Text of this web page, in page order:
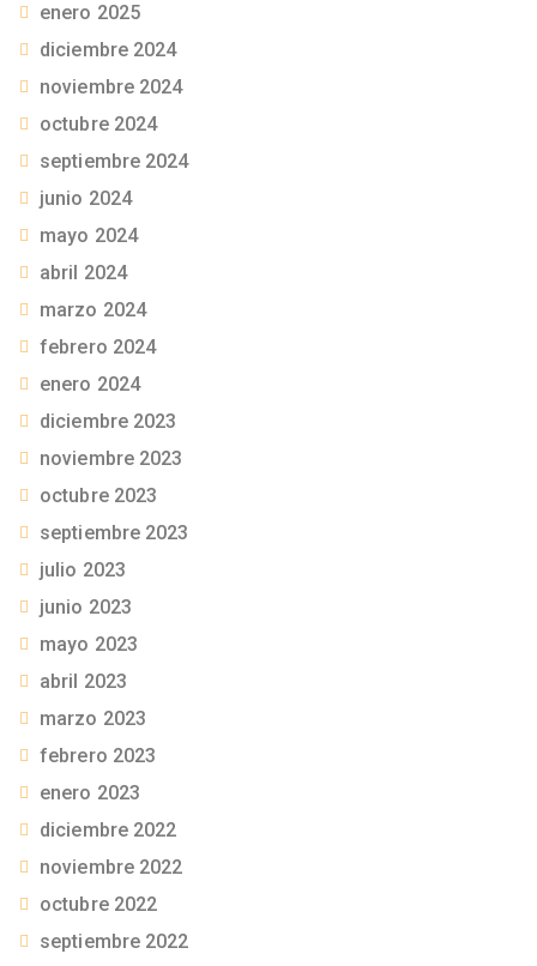
enero 2025
diciembre 2024
noviembre 2024
octubre 2024
septiembre 2024
junio 2024
mayo 2024
abril 2024
marzo 2024
febrero 2024
enero 2024
diciembre 2023
noviembre 2023
octubre 2023
septiembre 2023
julio 2023
junio 2023
mayo 2023
abril 2023
marzo 2023
febrero 2023
enero 2023
diciembre 2022
noviembre 2022
octubre 2022
septiembre 2022